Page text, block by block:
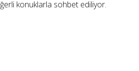
konuklarla sohbet ediliyor.